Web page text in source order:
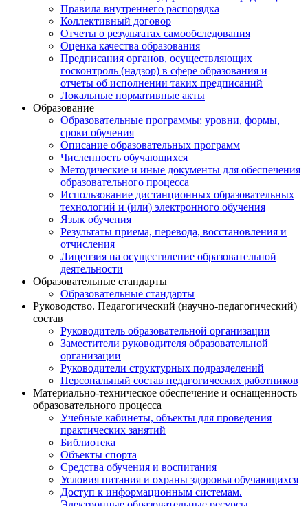
Правила внутреннего распорядка
Коллективный договор
Отчеты о результатах самообследования
Оценка качества образования
Предписания органов, осуществляющих
госконтроль (надзор) в сфере образования и
отчеты об исполнении таких предписаний
Локальные нормативные акты
Образование
Образовательные программы: уровни, формы,
сроки обучения
Описание образовательных программ
Численность обучающихся
Методические и иные документы для обеспечения
образовательного процесса
Использование дистанционных образовательных
технологий и (или) электронного обучения
Язык обучения
Результаты приема, перевода, восстановления и
отчисления
Лицензия на осуществление образовательной
деятельности
Образовательные стандарты
Образовательные стандарты
Руководство. Педагогический (научно-педагогический)
состав
Руководитель образовательной организации
Заместители руководителя образовательной
организации
Руководители структурных подразделений
Персональный состав педагогических работников
Материально-техническое обеспечение и оснащенность
образовательного процесса
Учебные кабинеты, объекты для проведения
практических занятий
Библиотека
Объекты спорта
Средства обучения и воспитания
Условия питания и охраны здоровья обучающихся
Доступ к информационным системам.